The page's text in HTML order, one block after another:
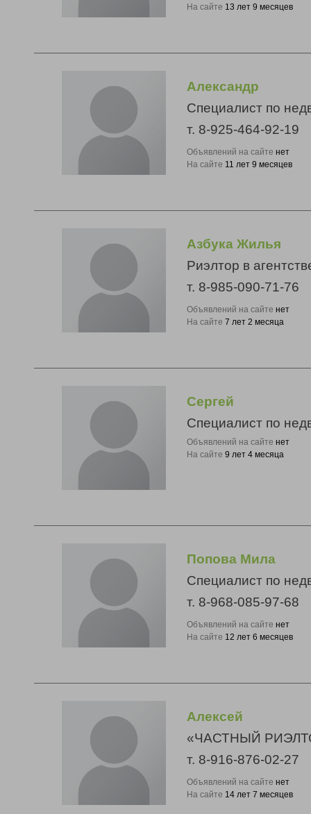
На сайте 13 лет 9 месяцев
Александр
Специалист по
т. 8-925-464-92-19
Объявлений на сайте нет
На сайте 11 лет 9 месяцев
Азбука Жилья
Риэлтор в
т. 8-985-090-71-76
Объявлений на сайте нет
На сайте 7 лет 2 месяца
Сергей
Специалист по
Объявлений на сайте нет
На сайте 9 лет 4 месяца
Попова Мила
Специалист по
т. 8-968-085-97-68
Объявлений на сайте нет
На сайте 12 лет 6 месяцев
Алексей
«ЧАСТНЫЙ
т. 8-916-876-02-27
Объявлений на сайте нет
На сайте 14 лет 7 месяцев